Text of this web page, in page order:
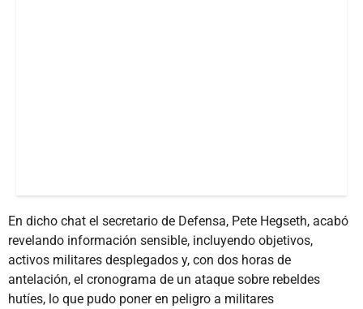
En dicho chat el secretario de Defensa, Pete Hegseth, acabó
revelando información sensible, incluyendo objetivos,
activos militares desplegados y, con dos horas de
antelación, el cronograma de un ataque sobre rebeldes
hutíes, lo que pudo poner en peligro a militares